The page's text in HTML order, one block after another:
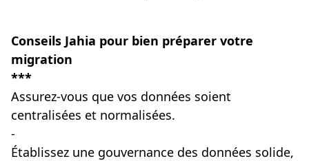
Conseils Jahia pour bien préparer votre
migration
***
Assurez-vous que vos données soient
centralisées et normalisées.
-
Établissez une gouvernance des données solide,